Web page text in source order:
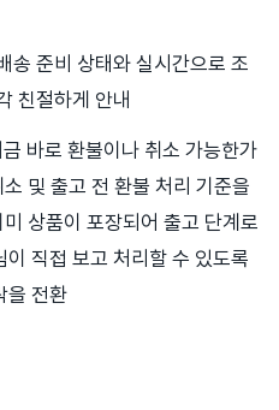
송 준비 상태와 실시간으로 조
친절하게 안내
바로 환불이나 취소 가능한가
및 출고 전 환불 처리 기준을
상품이 포장되어 출고 단계로
직접 보고 처리할 수 있도록
을 전환